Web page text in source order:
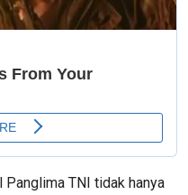
Panglima TNI tidak hanya